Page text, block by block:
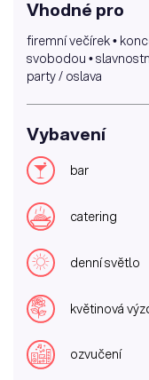
Vhodné pro
firemní večírek •
svobodou •
party / oslava
Vybavení
bar
catering
denní světlo
květinová
ozvučení